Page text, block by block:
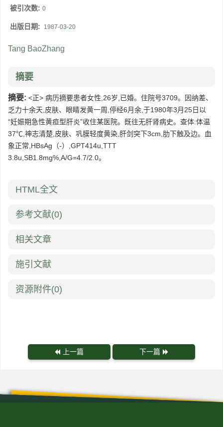
被引次数: 0
出版日期: 1987-03-20
Tang BaoZhang
摘要
摘要: <正> 病历摘要患者女性,26岁,已婚。住院号3709。因纳差、
乏力十余天,皮肤、眼睛发黄一周,停经6月余,于1980年3月25日以
“妊娠期急性黄疸型肝炎”收住某医院。既往无肝肾病史。查体:体温
37℃,神志清楚,皮肤、巩膜轻度黄染,肝剑突下3cm,肋下触及边。血
象正常,HBsAg（-）,GPT414u,TTT
3.8u,SB1.8mg%,A/G=4.7/2.0。
HTML全文
参考文献(0)
相关文章
施引文献
资源附件(0)
上一篇 下一篇